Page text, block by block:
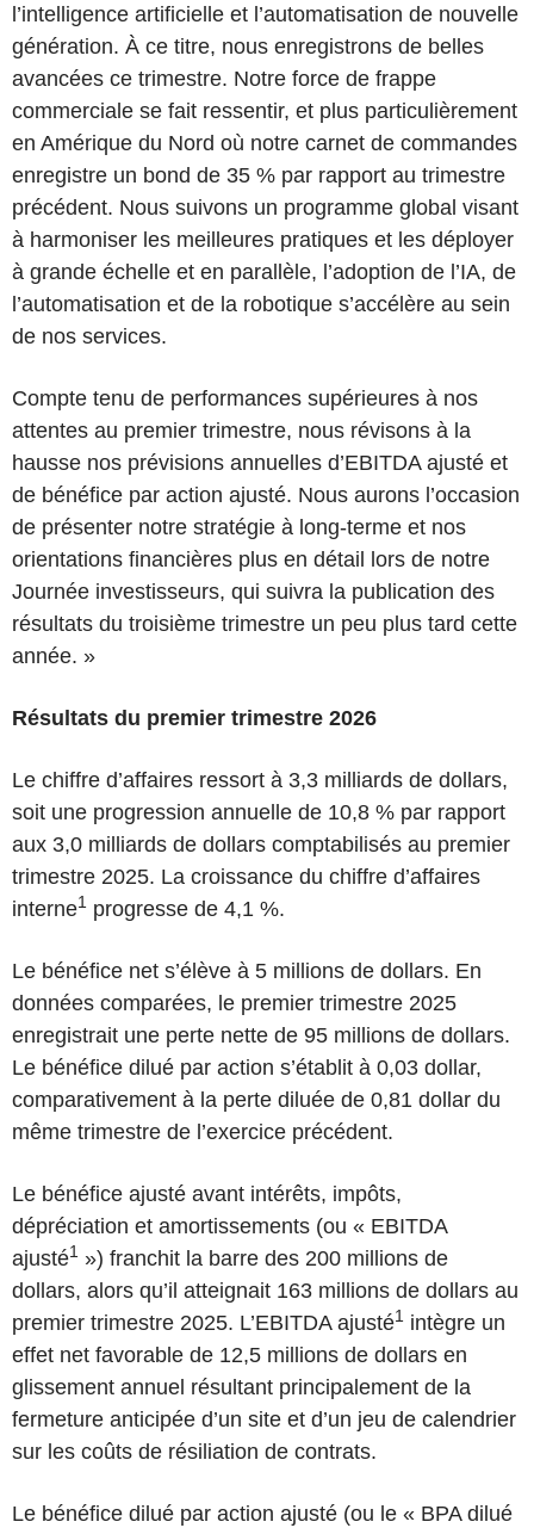
l’intelligence artificielle et l’automatisation de nouvelle
génération. À ce titre, nous enregistrons de belles
avancées ce trimestre. Notre force de frappe
commerciale se fait ressentir, et plus particulièrement
en Amérique du Nord où notre carnet de commandes
enregistre un bond de 35 % par rapport au trimestre
précédent. Nous suivons un programme global visant
à harmoniser les meilleures pratiques et les déployer
à grande échelle et en parallèle, l’adoption de l’IA, de
l’automatisation et de la robotique s’accélère au sein
de nos services.
Compte tenu de performances supérieures à nos
attentes au premier trimestre, nous révisons à la
hausse nos prévisions annuelles d’EBITDA ajusté et
de bénéfice par action ajusté. Nous aurons l’occasion
de présenter notre stratégie à long-terme et nos
orientations financières plus en détail lors de notre
Journée investisseurs, qui suivra la publication des
résultats du troisième trimestre un peu plus tard cette
année. »
Résultats du premier trimestre 2026
Le chiffre d’affaires ressort à 3,3 milliards de dollars,
soit une progression annuelle de 10,8 % par rapport
aux 3,0 milliards de dollars comptabilisés au premier
trimestre 2025. La croissance du chiffre d’affaires
interne1 progresse de 4,1 %.
Le bénéfice net s’élève à 5 millions de dollars. En
données comparées, le premier trimestre 2025
enregistrait une perte nette de 95 millions de dollars.
Le bénéfice dilué par action s’établit à 0,03 dollar,
comparativement à la perte diluée de 0,81 dollar du
même trimestre de l’exercice précédent.
Le bénéfice ajusté avant intérêts, impôts,
dépréciation et amortissements (ou « EBITDA
ajusté1
») franchit la barre des 200 millions de
dollars, alors qu’il atteignait 163 millions de dollars au
premier trimestre 2025. L’EBITDA ajusté1
intègre un
effet net favorable de 12,5 millions de dollars en
glissement annuel résultant principalement de la
fermeture anticipée d’un site et d’un jeu de calendrier
sur les coûts de résiliation de contrats.
Le bénéfice dilué par action ajusté (ou le « BPA dilué